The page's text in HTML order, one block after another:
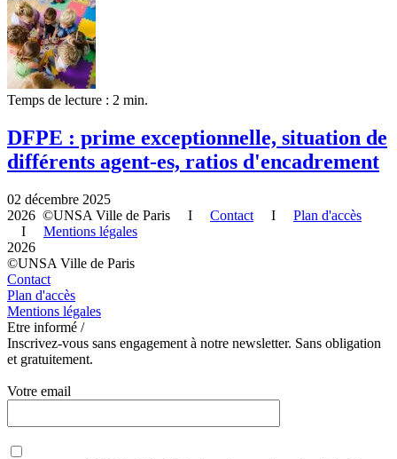
Temps de lecture : 2 min.
DFPE : prime exceptionnelle, situation de
différents agent-es, ratios d'encadrement
02 décembre 2025
2026 ©UNSA Ville de Paris I Contact I Plan d'accès
I Mentions légales
2026
©UNSA Ville de Paris
Contact
Plan d'accès
Mentions légales
Etre informé /
Inscrivez-vous sans engagement à notre newsletter. Sans obligation
et gratuitement.
Votre email